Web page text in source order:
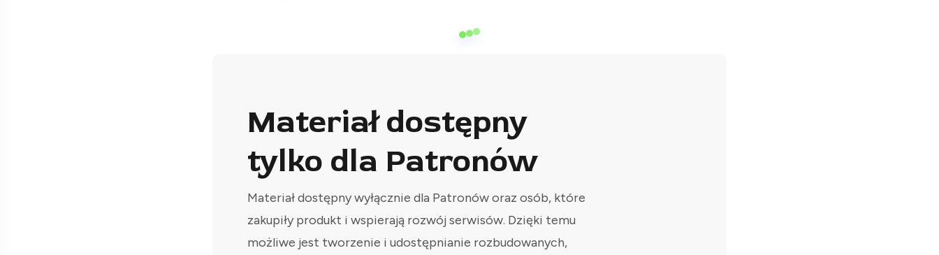
Materiał dostępny
tylko dla Patronów
Materiał dostępny wyłącznie dla Patronów oraz osób, które
zakupiły produkt i wspierają rozwój serwisów. Dzięki temu
możliwe jest tworzenie i udostępnianie rozbudowanych,